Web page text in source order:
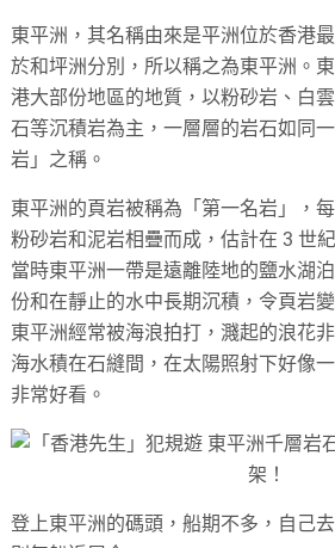
東平洲，其名稱由來是平洲位於香港
於和坪洲分別，所以稱之為東平洲。
港大部份地區的地質，以粉砂岩、白
石等沉積岩為主，一層層的岩石如同
岩」之稱。
東平洲的頁岩被稱為「第一名岩」，
粉砂岩和泥岩相疊而成，估計在 3 世
當時東平洲一帶是遠離陸地的鹽水湖
份和在靜止的水中長期沉積，令頁岩
東平洲經常被海浪拍打，濺起的浪花
海水積在石縫間，在太陽照射下好像
非常好看。
登上東平洲的碼頭，船期不多，自己